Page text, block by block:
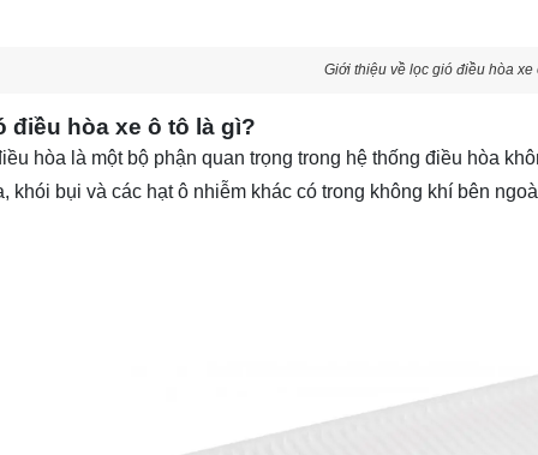
Giới thiệu về lọc gió điều hòa xe
điều hòa xe ô tô là gì?
hòa là một bộ phận quan trọng trong hệ thống điều hòa
khói bụi và các hạt ô nhiễm khác có trong không khí bên